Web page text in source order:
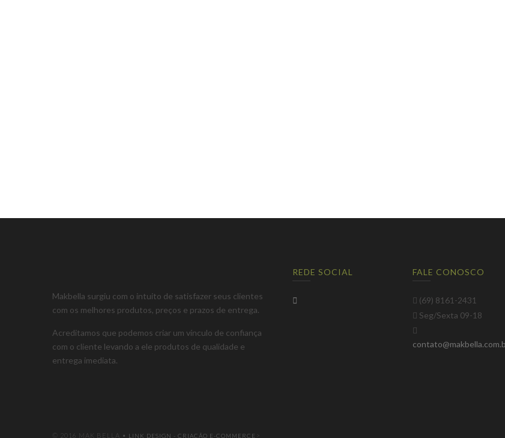
Makbella surgiu com o intuito de satisfazer seus clientes
com os melhores produtos, preços e prazos de entrega.
Acreditamos que podemos criar um vínculo de confiança
com o cliente levando a ele produtos de qualidade e
entrega imediata.
REDE SOCIAL FALE CONOSCO
(69) 8161-2431
Seg/Sexta 09-18
© 2016 MAK BELLA • LINK DESIGN - CRIAÇÃO E-COMMERCE